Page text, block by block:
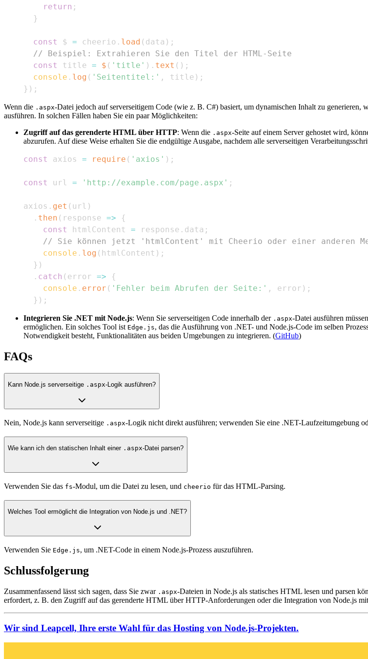
return ;
}
const $ = cheerio . load ( data ) ;
// Beispiel: Extrahieren Sie den Titel der HTML-Seite
const
title = $ ( 'title' ) . text ( ) ;
console . log ( 'Seitentitel:' , title ) ;
} ) ;
Wenn die .aspx-Datei jedoch auf serverseitigem Code (wie z. B. C#) basiert, um dynamischen Inhalt zu generieren,
ausführen. In solchen Fällen haben Sie ein paar Möglichkeiten:
Zugriff auf das gerenderte HTML über HTTP: Wenn die .aspx-Seite auf einem Server gehostet wird,
abzurufen. Auf diese Weise erhalten Sie die endgültige Ausgabe, nachdem alle serverseitigen
const axios = require ( 'axios' ) ;
const url = 'http://example.com/page.aspx' ;
axios . get ( url )
. then ( response =>
{
const
htmlContent = response . data ;
// Sie können jetzt 'htmlContent' mit Cheerio oder einer anderen
console . log ( htmlContent ) ;
} )
. catch ( error =>
{
console . error ( 'Fehler beim Abrufen der Seite:' , error ) ;
} ) ;
Integrieren Sie .NET mit Node.js: Wenn Sie serverseitigen Code innerhalb der .aspx-Datei ausführen
ermöglichen. Ein solches Tool ist Edge.js, das die Ausführung von .NET- und Node.js-Code im selben
Notwendigkeit besteht, Funktionalitäten aus beiden Umgebungen zu integrieren. (GitHub)
FAQs
Kann Node.js serverseitige .aspx-Logik ausführen?
Nein, Node.js kann serverseitige .aspx-Logik nicht direkt ausführen; verwenden Sie eine .NET-Laufzeitumgebung
Wie kann ich den statischen Inhalt einer .aspx-Datei parsen?
Verwenden Sie das fs-Modul, um die Datei zu lesen, und cheerio für das HTML-Parsing.
Welches Tool ermöglicht die Integration von Node.js und .NET?
Verwenden Sie Edge.js, um .NET-Code in einem Node.js-Prozess auszuführen.
Schlussfolgerung
Zusammenfassend lässt sich sagen, dass Sie zwar .aspx-Dateien in Node.js als statisches HTML lesen und parsen
erfordert, z. B. den Zugriff auf das gerenderte HTML über HTTP-Anforderungen oder die Integration von Node.js
Wir sind Leapcell, Ihre erste Wahl für das Hosting von Node.js-Projekten.